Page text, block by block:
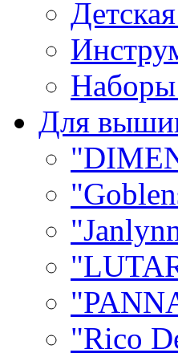
Наборы
Для
"Rico